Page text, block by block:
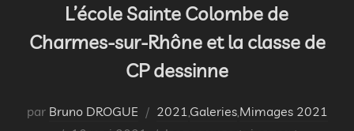
L’école Sainte Colombe de
Charmes-sur-Rhône et la classe de
CP dessinne
par Bruno DROGUE 2021 Galeries, Mimages 2021